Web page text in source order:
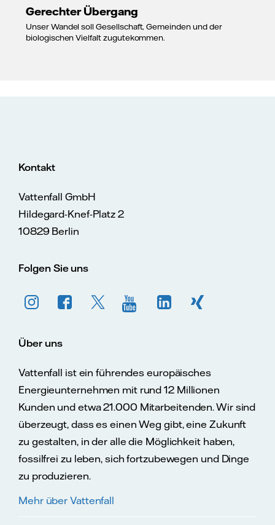
Gerechter Übergang
Unser Wandel soll Gesellschaft, Gemeinden und der
biologischen Vielfalt zugutekommen.
Kontakt
Vattenfall GmbH
Hildegard-Knef-Platz 2
10829 Berlin
Folgen Sie uns
Über uns
Vattenfall ist ein führendes europäisches
Energieunternehmen mit rund 12 Millionen
Kunden und etwa 21.000 Mitarbeitenden. Wir sind
überzeugt, dass es einen Weg gibt, eine Zukunft
zu gestalten, in der alle die Möglichkeit haben,
fossilfrei zu leben, sich fortzubewegen und Dinge
zu produzieren.
Mehr über Vattenfall